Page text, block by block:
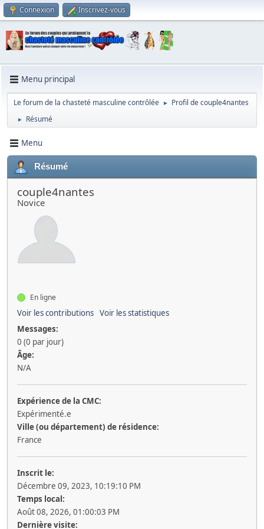
Connexion Inscrivez-vous
Menu principal
Le forum de la chasteté masculine contrôlée ► Profil de couple4nantes
► Résumé
Menu
Résumé
couple4nantes
Novice
En ligne
Voir les contributions Voir les statistiques
Messages:
0 (0 par jour)
Âge:
N/A
Expérience de la CMC:
Expérimenté.e
Ville (ou département) de résidence:
France
Inscrit le:
Décembre 09, 2023, 10:19:10 PM
Temps local:
Août 08, 2026, 01:00:03 PM
Dernière visite: